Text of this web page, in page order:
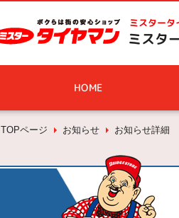
ミスタータ
ミスタ
HOME
TOPページ お知らせ お知らせ詳細